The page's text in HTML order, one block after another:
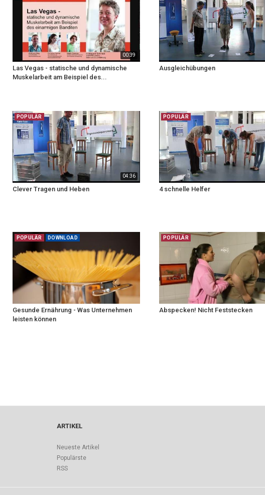
00:39
Las Vegas - statische und dynamische
Muskelarbeit am Beispiel des...
Ausgleichübungen
04:36
POPULÄR
Clever Tragen und Heben
POPULÄR
4 schnelle Helfer
POPULÄR DOWNLOAD
Gesunde Ernährung - Was Unternehmen
leisten können
POPULÄR
Abspecken! Nicht Feststecken
ARTIKEL
Neueste Artikel
Populärste
RSS